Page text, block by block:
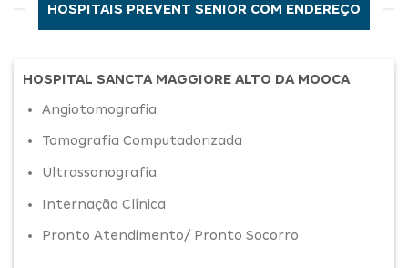
HOSPITAIS PREVENT SENIOR COM ENDEREÇO
HOSPITAL SANCTA MAGGIORE ALTO DA MOOCA
Angiotomografia
Tomografia Computadorizada
Ultrassonografia
Internação Clínica
Pronto Atendimento/ Pronto Socorro